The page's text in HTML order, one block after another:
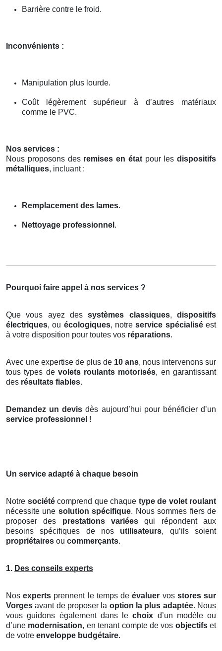
Barrière contre le froid.
Inconvénients :
Manipulation plus lourde.
Coût légèrement supérieur à d’autres matériaux
comme le PVC.
Nos services :
Nous proposons des remises en étatpour les dispositifs
métalliques, incluant :
Remplacement des lames.
Nettoyage professionnel .
Pourquoi faire appel à nos services ?
Que vous ayez dessystèmes classiques,dispositifs
électriques, ou écologiques, notreservice spécialiséest
à votre disposition pour toutes vos réparations.
Avec une expertise de plus de 10 ans, nous intervenons sur
tous types de volets roulants motorisés, en garantissant
des résultats fiables.
Demandez un devis dès aujourd’hui pour bénéficier d’un
service professionnel !
Un service adapté à chaque besoin
Notre sociétécomprend que chaque type de volet roulant
nécessite une solution spécifique. Nous sommes fiers de
proposer des prestations variées qui répondent aux
besoins spécifiques de nos utilisateurs, qu’ils soient
propriétaires ou commerçants.
1. Des conseils experts
Nosexperts prennent le temps deévaluer vos stores sur
Vorgesavant de proposer la option la plus adaptée. Nous
vous guidons également dans lechoix d’un modèle ou
d’une modernisation, en tenant compte de vos objectifset
de votre enveloppe budgétaire.